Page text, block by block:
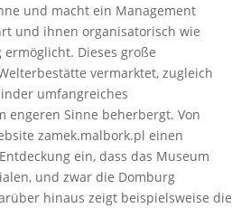
und macht ein Management
und ihnen organisatorisch wie
Dieses große
vermarktet, zugleich
umfangreiches
engeren Sinne beherbergt. Von
zamek.malbork.pl einen
ein, dass das Museum
und zwar die Domburg
hinaus zeigt beispielsweise die